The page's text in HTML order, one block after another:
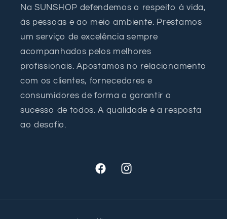
Na SUNSHOP defendemos o respeito à vida,
às pessoas e ao meio ambiente. Prestamos
um serviço de excelência sempre
acompanhados pelos melhores
profissionais. Apostamos no relacionamento
com os clientes, fornecedores e
consumidores de forma a garantir o
sucesso de todos. A qualidade é a resposta
ao desafio.
FacebookInstagram